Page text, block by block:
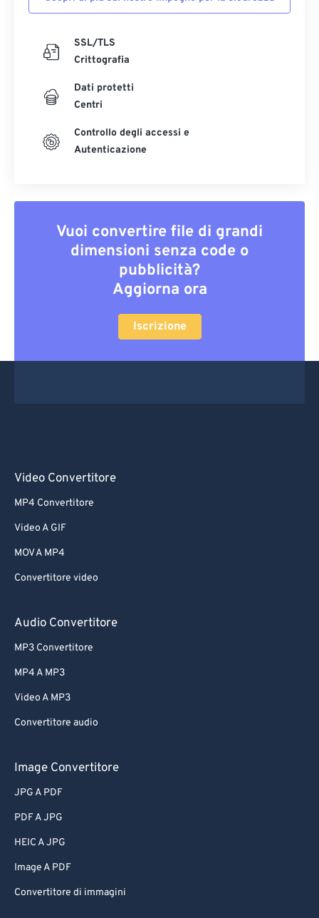
SSL/TLS
Crittografia
Dati protetti
Centri
Controllo degli accessi e
Autenticazione
Vuoi convertire file di grandi
dimensioni senza code o
pubblicità?
Aggiorna ora
Iscrizione
Video Convertitore
MP4 Convertitore
Video A GIF
MOV A MP4
Convertitore video
Audio Convertitore
MP3 Convertitore
MP4 A MP3
Video A MP3
Convertitore audio
Image Convertitore
JPG A PDF
PDF A JPG
HEIC A JPG
Image A PDF
Convertitore di immagini